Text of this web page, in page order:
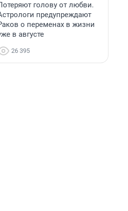
голову от любви.
предупреждают
о переменах в жизни
в августе
26 395